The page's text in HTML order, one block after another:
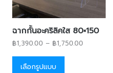
ฉากกั้นอะคริลิคใส 80×150
฿1,390.00 – ฿1,750.00
เลือกรูปแบบ